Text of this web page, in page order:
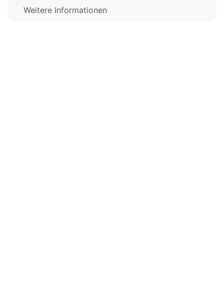
Weitere Informationen